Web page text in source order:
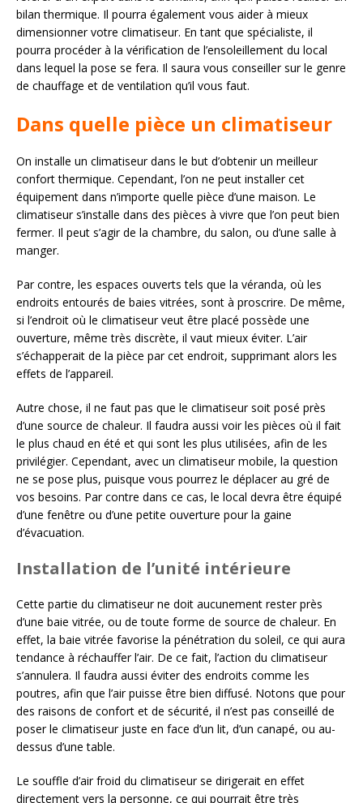
bilan thermique. Il pourra également vous aider à mieux
dimensionner votre climatiseur. En tant que spécialiste, il
pourra procéder à la vérification de l’ensoleillement du local
dans lequel la pose se fera. Il saura vous conseiller sur le genre
de chauffage et de ventilation qu’il vous faut.
Dans quelle pièce un climatiseur
On installe un climatiseur dans le but d’obtenir un meilleur
confort thermique. Cependant, l’on ne peut installer cet
équipement dans n’importe quelle pièce d’une maison. Le
climatiseur s’installe dans des pièces à vivre que l’on peut bien
fermer. Il peut s’agir de la chambre, du salon, ou d’une salle à
manger.
Par contre, les espaces ouverts tels que la véranda, où les
endroits entourés de baies vitrées, sont à proscrire. De même,
si l’endroit où le climatiseur veut être placé possède une
ouverture, même très discrète, il vaut mieux éviter. L’air
s’échapperait de la pièce par cet endroit, supprimant alors les
effets de l’appareil.
Autre chose, il ne faut pas que le climatiseur soit posé près
d’une source de chaleur. Il faudra aussi voir les pièces où il fait
le plus chaud en été et qui sont les plus utilisées, afin de les
privilégier. Cependant, avec un climatiseur mobile, la question
ne se pose plus, puisque vous pourrez le déplacer au gré de
vos besoins. Par contre dans ce cas, le local devra être équipé
d’une fenêtre ou d’une petite ouverture pour la gaine
d’évacuation.
Installation de l’unité intérieure
Cette partie du climatiseur ne doit aucunement rester près
d’une baie vitrée, ou de toute forme de source de chaleur. En
effet, la baie vitrée favorise la pénétration du soleil, ce qui aura
tendance à réchauffer l’air. De ce fait, l’action du climatiseur
s’annulera. Il faudra aussi éviter des endroits comme les
poutres, afin que l’air puisse être bien diffusé. Notons que pour
des raisons de confort et de sécurité, il n’est pas conseillé de
poser le climatiseur juste en face d’un lit, d’un canapé, ou au-
dessus d’une table.
Le souffle d’air froid du climatiseur se dirigerait en effet
directement vers la personne, ce qui pourrait être très